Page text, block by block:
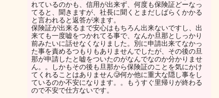
れているのかも、信用が出来ず、何度も保険証どーなっ
てると、聞きますが、社長に聞くとまだしばらくかかる
と言われると返答が来ます。
保険証が出来るまで安心はもちろん出来ないですし、出
来ても一度嘘をつかれてる事で、なんか旦那としっかり
前みたいに話せなくなりました。別に申請出来てなかっ
た事を責めるつもりもありませんでしたが、その後の旦
那が申請したと嘘をついたのがなんでなのか分かりませ
ん。。しかもその後も旦那から保険証のことを気にかけ
てくれることはありません🥲何か他に重大な隠し事をし
ているのか不安になります。。もうすぐ里帰りが終わる
ので不安で仕方ないです。